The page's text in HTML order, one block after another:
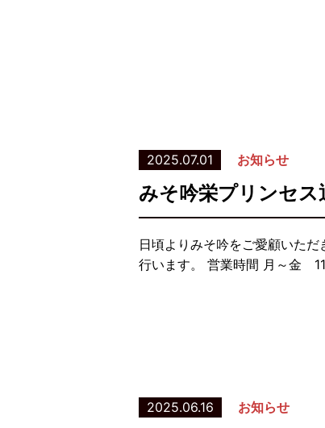
2025.07.01 お知らせ
みそ吟栄プリンセ
日頃よりみそ吟をご愛顧いた
行います。 営業時間 月～金
2025.06.16 お知らせ